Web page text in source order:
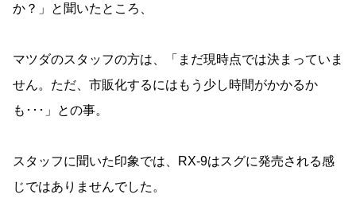
か？」と聞いたところ、
マツダのスタッフの方は、「まだ現時点では決まっていま
せん。ただ、市販化するにはもう少し時間がかかるか
も･･･」との事。
スタッフに聞いた印象では、RX-9はスグに発売される感
じではありませんでした。